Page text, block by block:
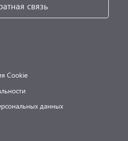
связь
Cookie
данных